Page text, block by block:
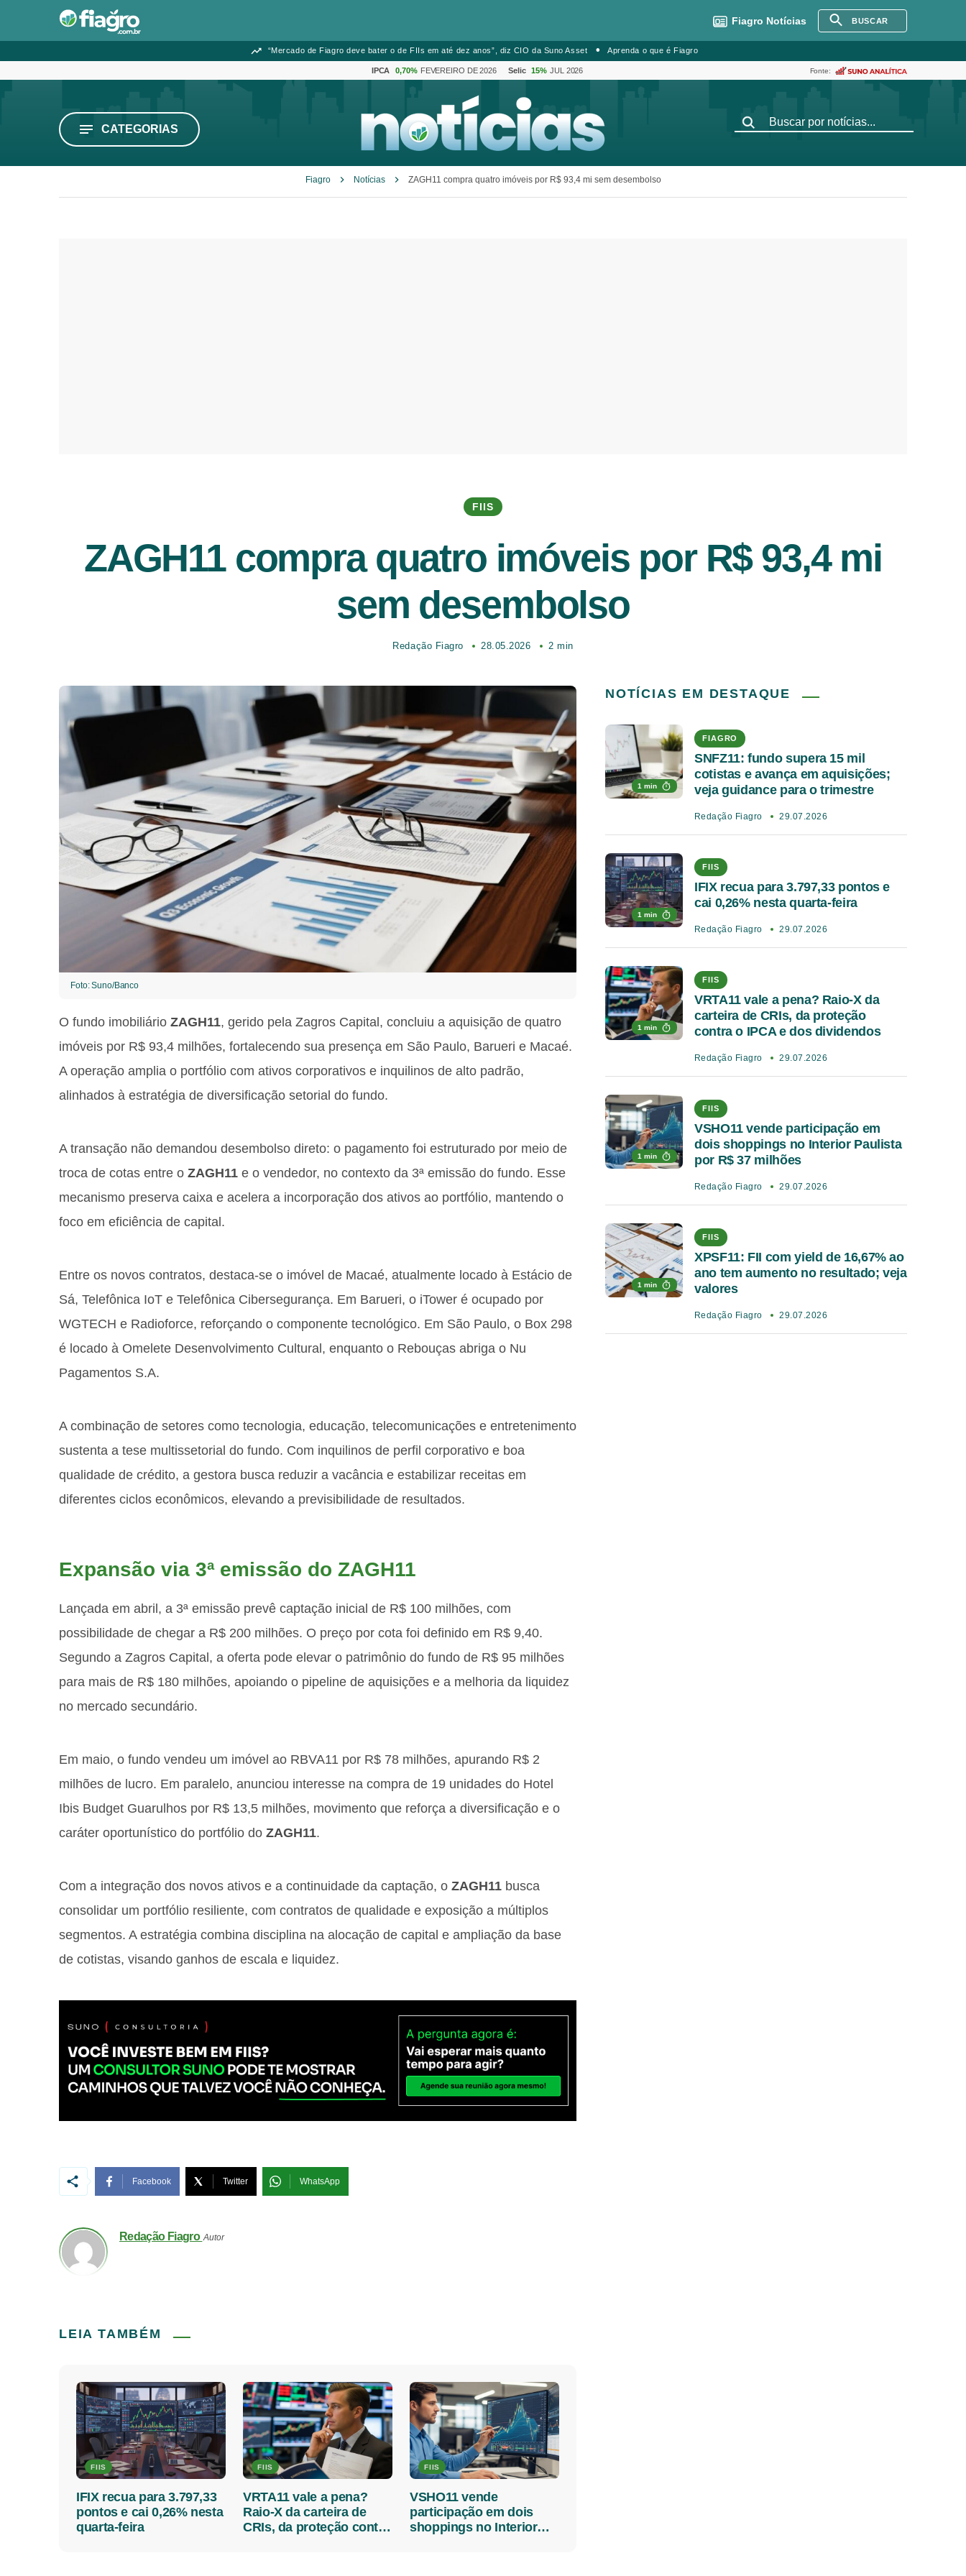
Fiagro Notícias BUSCAR
“Mercado de Fiagro deve bater o de FIIs em até dez anos”, diz CIO da Suno Asset Aprenda o que é Fiagro
IPCA 0,70% FEVEREIRO DE 2026 Selic 15% JUL 2026 Fonte:
CATEGORIAS
Fiagro Notícias ZAGH11 compra quatro imóveis por R$ 93,4 mi sem desembolso
FIIS
ZAGH11 compra quatro imóveis por R$ 93,4 mi
sem desembolso
Redação Fiagro 28.05.2026 2 min
Foto: Suno/Banco
O fundo imobiliário ZAGH11, gerido pela Zagros Capital, concluiu a aquisição de quatro
imóveis por R$ 93,4 milhões, fortalecendo sua presença em São Paulo, Barueri e Macaé.
A operação amplia o portfólio com ativos corporativos e inquilinos de alto padrão,
alinhados à estratégia de diversificação setorial do fundo.
A transação não demandou desembolso direto: o pagamento foi estruturado por meio de
troca de cotas entre o ZAGH11 e o vendedor, no contexto da 3ª emissão do fundo. Esse
mecanismo preserva caixa e acelera a incorporação dos ativos ao portfólio, mantendo o
foco em eficiência de capital.
Entre os novos contratos, destaca-se o imóvel de Macaé, atualmente locado à Estácio de
Sá, Telefônica IoT e Telefônica Cibersegurança. Em Barueri, o iTower é ocupado por
WGTECH e Radioforce, reforçando o componente tecnológico. Em São Paulo, o Box 298
é locado à Omelete Desenvolvimento Cultural, enquanto o Rebouças abriga o Nu
Pagamentos S.A.
A combinação de setores como tecnologia, educação, telecomunicações e entretenimento
sustenta a tese multissetorial do fundo. Com inquilinos de perfil corporativo e boa
qualidade de crédito, a gestora busca reduzir a vacância e estabilizar receitas em
diferentes ciclos econômicos, elevando a previsibilidade de resultados.
Expansão via 3ª emissão do ZAGH11
Lançada em abril, a 3ª emissão prevê captação inicial de R$ 100 milhões, com
possibilidade de chegar a R$ 200 milhões. O preço por cota foi definido em R$ 9,40.
Segundo a Zagros Capital, a oferta pode elevar o patrimônio do fundo de R$ 95 milhões
para mais de R$ 180 milhões, apoiando o pipeline de aquisições e a melhoria da liquidez
no mercado secundário.
Em maio, o fundo vendeu um imóvel ao RBVA11 por R$ 78 milhões, apurando R$ 2
milhões de lucro. Em paralelo, anunciou interesse na compra de 19 unidades do Hotel
Ibis Budget Guarulhos por R$ 13,5 milhões, movimento que reforça a diversificação e o
caráter oportunístico do portfólio do ZAGH11.
Com a integração dos novos ativos e a continuidade da captação, o ZAGH11 busca
consolidar um portfólio resiliente, com contratos de qualidade e exposição a múltiplos
segmentos. A estratégia combina disciplina na alocação de capital e ampliação da base
de cotistas, visando ganhos de escala e liquidez.
Facebook Twitter WhatsApp
Redação Fiagro Autor
LEIA TAMBÉM
FIIS
IFIX recua para 3.797,33
pontos e cai 0,26% nesta
quarta-feira
FIIS
VRTA11 vale a pena?
Raio-X da carteira de
CRIs, da proteção contra
FIIS
VSHO11 vende
participação em dois
shoppings no Interior
NOTÍCIAS EM DESTAQUE
1 min
FIAGRO
SNFZ11: fundo supera 15 mil
cotistas e avança em aquisições;
veja guidance para o trimestre
Redação Fiagro 29.07.2026
1 min
FIIS
IFIX recua para 3.797,33 pontos e
cai 0,26% nesta quarta-feira
Redação Fiagro 29.07.2026
1 min
FIIS
VRTA11 vale a pena? Raio-X da
carteira de CRIs, da proteção
contra o IPCA e dos dividendos
Redação Fiagro 29.07.2026
1 min
FIIS
VSHO11 vende participação em
dois shoppings no Interior Paulista
por R$ 37 milhões
Redação Fiagro 29.07.2026
1 min
FIIS
XPSF11: FII com yield de 16,67% ao
ano tem aumento no resultado; veja
valores
Redação Fiagro 29.07.2026